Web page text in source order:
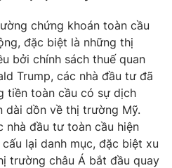
lai
chứng khoán toàn cầu
đặc biệt là những thị
bởi chính sách thuế quan
Trump, các nhà đầu tư đã
tiền toàn cầu có sự dịch
dài dồn về thị trường Mỹ.
nhà đầu tư toàn cầu hiện
lại danh mục, đặc biệt xu
trường châu Á bắt đầu quay